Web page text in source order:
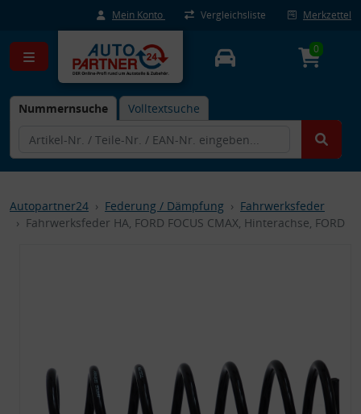
Mein Konto Vergleichsliste Merkzettel
Nummernsuche Volltextsuche
0
Autopartner24 Federung / Dämpfung
Fahrwerksfeder
Fahrwerksfeder HA, FORD FOCUS CMAX, Hinterachse, FORD